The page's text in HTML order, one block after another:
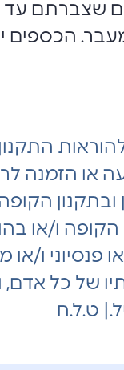
שצברתם עד
הכספים
או הזמנה
ובתקנון
ו/או
ו/או
של כל
ט.ל.ח